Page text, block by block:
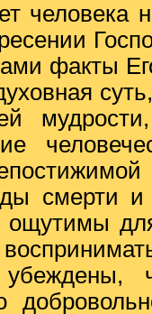
факты
смерти и